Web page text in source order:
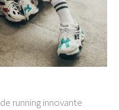
running innovante